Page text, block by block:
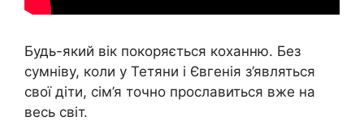
Будь-який вік покоряється коханню. Без
сумніву, коли у Тетяни і Євгенія з’являться
свої діти, сім’я точно прославиться вже на
весь світ.